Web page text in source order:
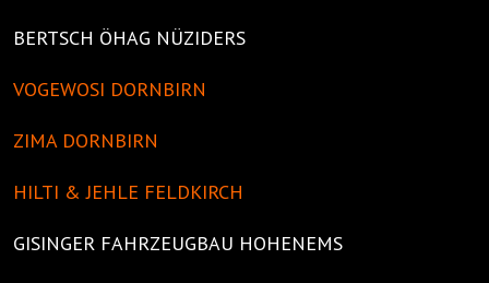
BERTSCH ÖHAG NÜZIDERS
VOGEWOSI DORNBIRN
ZIMA DORNBIRN
HILTI & JEHLE FELDKIRCH
GISINGER FAHRZEUGBAU HOHENEMS